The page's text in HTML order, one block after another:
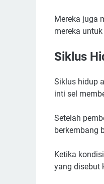
Mereka juga
mereka
Siklus
Siklus hidup
inti sel
Setelah
berkembang
Ketika
yang disebut